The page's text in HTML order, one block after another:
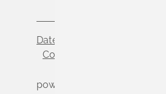
Datenschutz
Cookie-Einstellungen
powered by